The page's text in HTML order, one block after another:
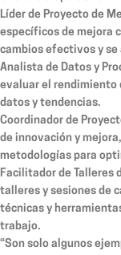
Líder de Proyecto de
específicos de mejora
cambios efectivos y
Analista de Datos y
evaluar el rendimiento
datos y tendencias.
Coordinador de
de innovación y
metodologías para
Facilitador de Talleres
talleres y sesiones de
técnicas y
trabajo.
“Son solo algunos